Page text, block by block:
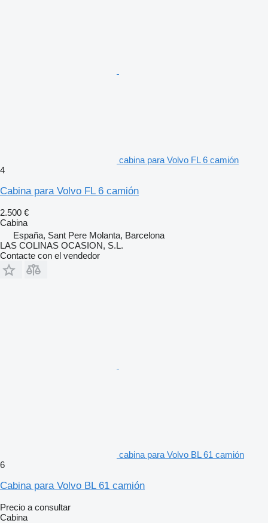
cabina para Volvo FL 6 camión
4
Cabina para Volvo FL 6 camión
2.500 €
Cabina
España, Sant Pere Molanta, Barcelona
LAS COLINAS OCASION, S.L.
Contacte con el vendedor
cabina para Volvo BL 61 camión
6
Cabina para Volvo BL 61 camión
Precio a consultar
Cabina